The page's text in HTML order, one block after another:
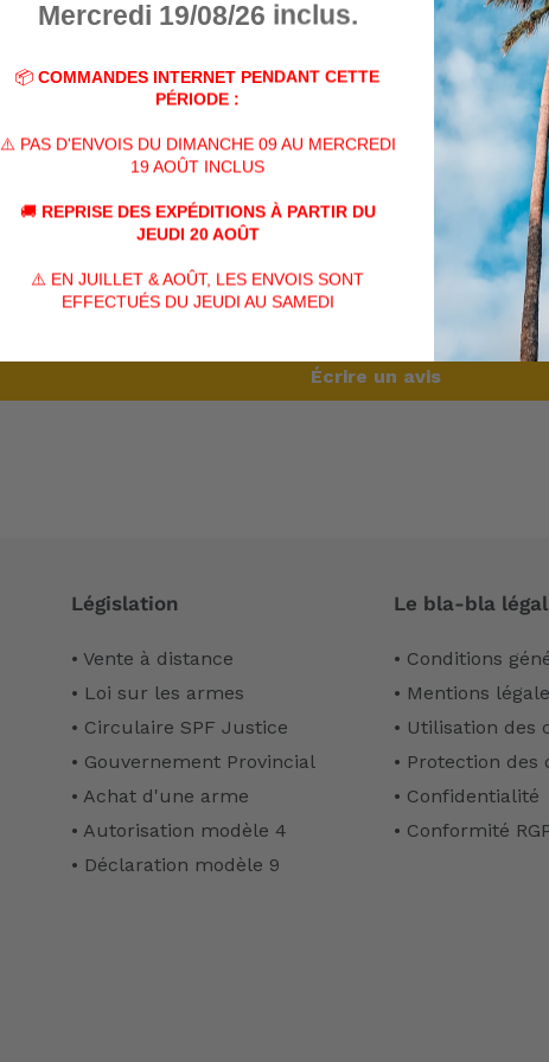
SUR
AVIS CLIENTS
Soyez le premier à écrire un avis
Écrire un avis
Législation
• Vente à distance
• Loi sur les armes
• Circulaire SPF Justice
• Gouvernement Provincial
• Achat d'une arme
• Autorisation modèle 4
• Déclaration modèle 9
Le bla-bla légal
• Conditions
• Mentions
• Utilisation des
• Protection des
• Confidentialité
• Conformité
Mercredi 19/08/26 inclus.
📦 COMMANDES INTERNET PENDANT CETTE
PÉRIODE :
⚠️ PAS D'ENVOIS DU DIMANCHE 09 AU MERCREDI
19 AOÛT INCLUS
🚚 REPRISE DES EXPÉDITIONS À PARTIR DU
JEUDI 20 AOÛT
⚠️ EN JUILLET & AOÛT, LES ENVOIS SONT
EFFECTUÉS DU JEUDI AU SAMEDI